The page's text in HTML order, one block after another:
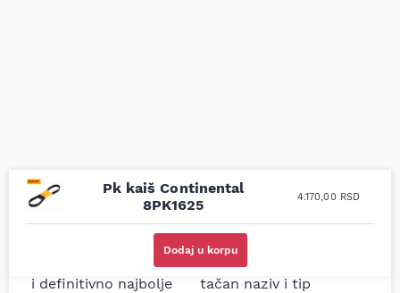
Pk kaiš Continental
8PK1625
4.170,00 RSD
Dodaj u korpu
Uporedila sam sve
prodavnice auto delova
i definitivno najbolje
Odlična usluga i
ljubazni prodavci.
Nisam bio siguran koji je
tačan naziv i tip